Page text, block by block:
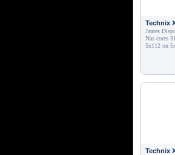
Technix
Jantes
Nas cores
5x112 ou
Technix